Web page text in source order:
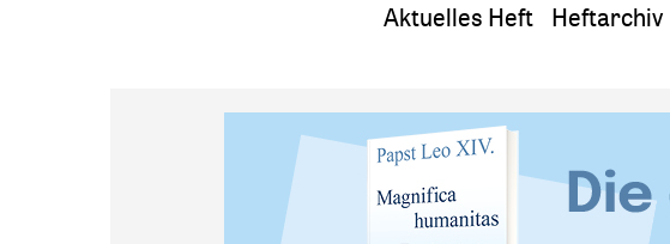
Aktuelles Heft Heftarchiv